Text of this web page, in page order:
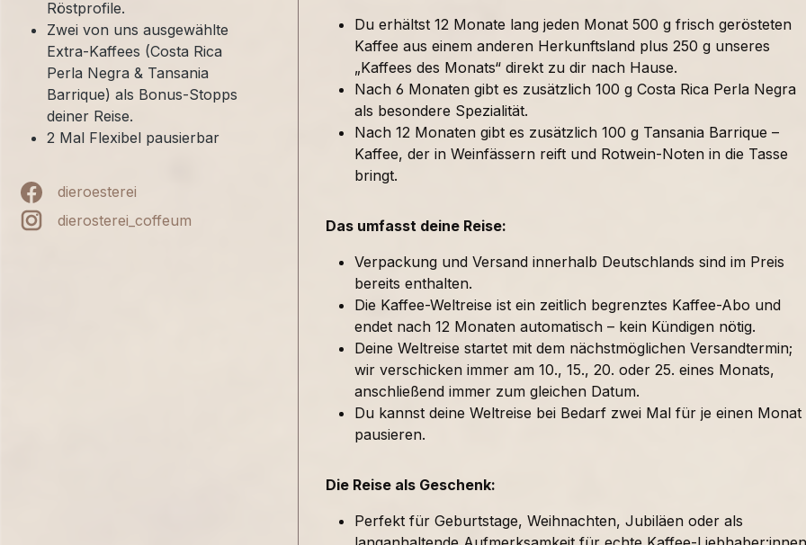
Röstprofile.
Zwei von uns ausgewählte
Extra-Kaffees (Costa Rica
Perla Negra & Tansania
Barrique) als Bonus-Stopps
deiner Reise.
2 Mal Flexibel pausierbar
dieroesterei
dierosterei_coffeum
Du erhältst 12 Monate lang jeden Monat 500 g frisch gerösteten
Kaffee aus einem anderen Herkunftsland plus 250 g unseres
„Kaffees des Monats“ direkt zu dir nach Hause.
Nach 6 Monaten gibt es zusätzlich 100 g Costa Rica Perla Negra
als besondere Spezialität.
Nach 12 Monaten gibt es zusätzlich 100 g Tansania Barrique –
Kaffee, der in Weinfässern reift und Rotwein-Noten in die Tasse
bringt.
Das umfasst deine Reise:
Verpackung und Versand innerhalb Deutschlands sind im Preis
bereits enthalten.
Die Kaffee-Weltreise ist ein zeitlich begrenztes Kaffee-Abo und
endet nach 12 Monaten automatisch – kein Kündigen nötig.
Deine Weltreise startet mit dem nächstmöglichen Versandtermin;
wir verschicken immer am 10., 15., 20. oder 25. eines Monats,
anschließend immer zum gleichen Datum.
Du kannst deine Weltreise bei Bedarf zwei Mal für je einen Monat
pausieren.
Die Reise als Geschenk:
Perfekt für Geburtstage, Weihnachten, Jubiläen oder als